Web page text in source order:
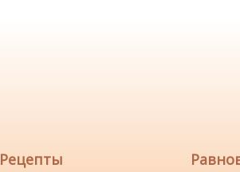
Рецепты